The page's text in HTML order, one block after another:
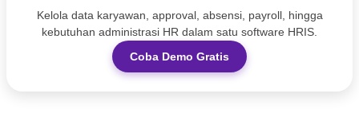
Kelola data karyawan, approval, absensi, payroll, hingga
kebutuhan administrasi HR dalam satu software HRIS.
Coba Demo Gratis